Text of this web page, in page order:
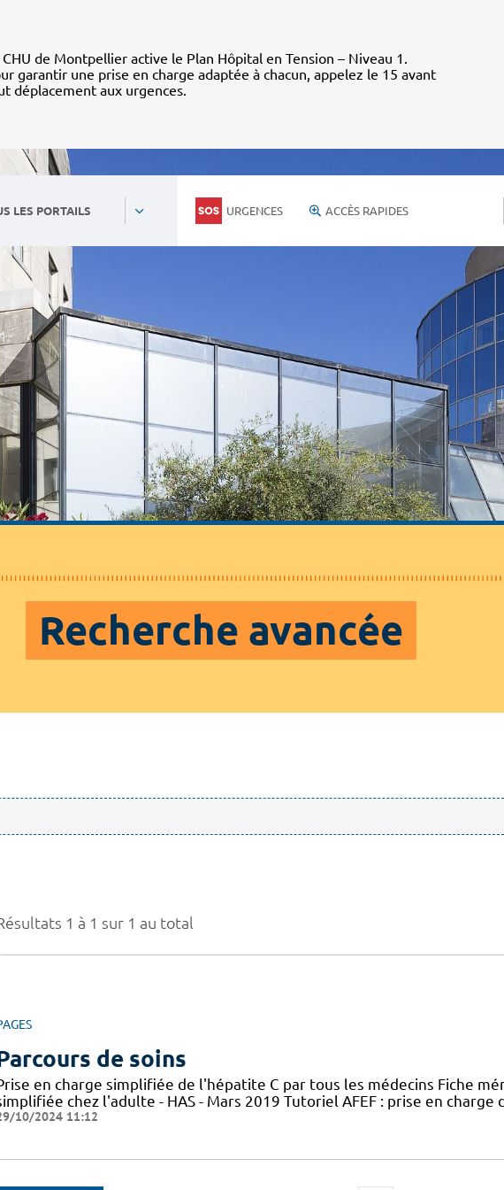
CHU de Montpellier active le Plan Hôpital en Tension – Niveau 1.
garantir une prise en charge adaptée à chacun, appelez le 15 avant
déplacement aux urgences.
LES PORTAILS URGENCES ACCÈS RAPIDES
Recherche avancée
1 à 1 sur 1 au total
de soins
en charge simplifiée de l'hépatite C par tous les médecins Fiche
chez l'adulte - HAS - Mars 2019 Tutoriel AFEF : prise en charge
10/2024 11:12